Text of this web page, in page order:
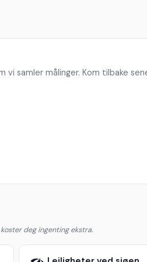
samler målinger. Kom tilbake
deg ingenting ekstra.